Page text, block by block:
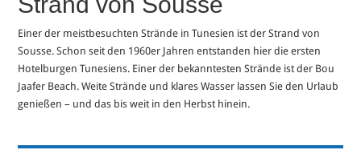
Einer der meistbesuchten Strände in Tunesien ist der Strand von
Sousse. Schon seit den 1960er Jahren entstanden hier die ersten
Hotelburgen Tunesiens. Einer der bekanntesten Strände ist der Bou
Jaafer Beach. Weite Strände und klares Wasser lassen Sie den Urlaub
genießen – und das bis weit in den Herbst hinein.